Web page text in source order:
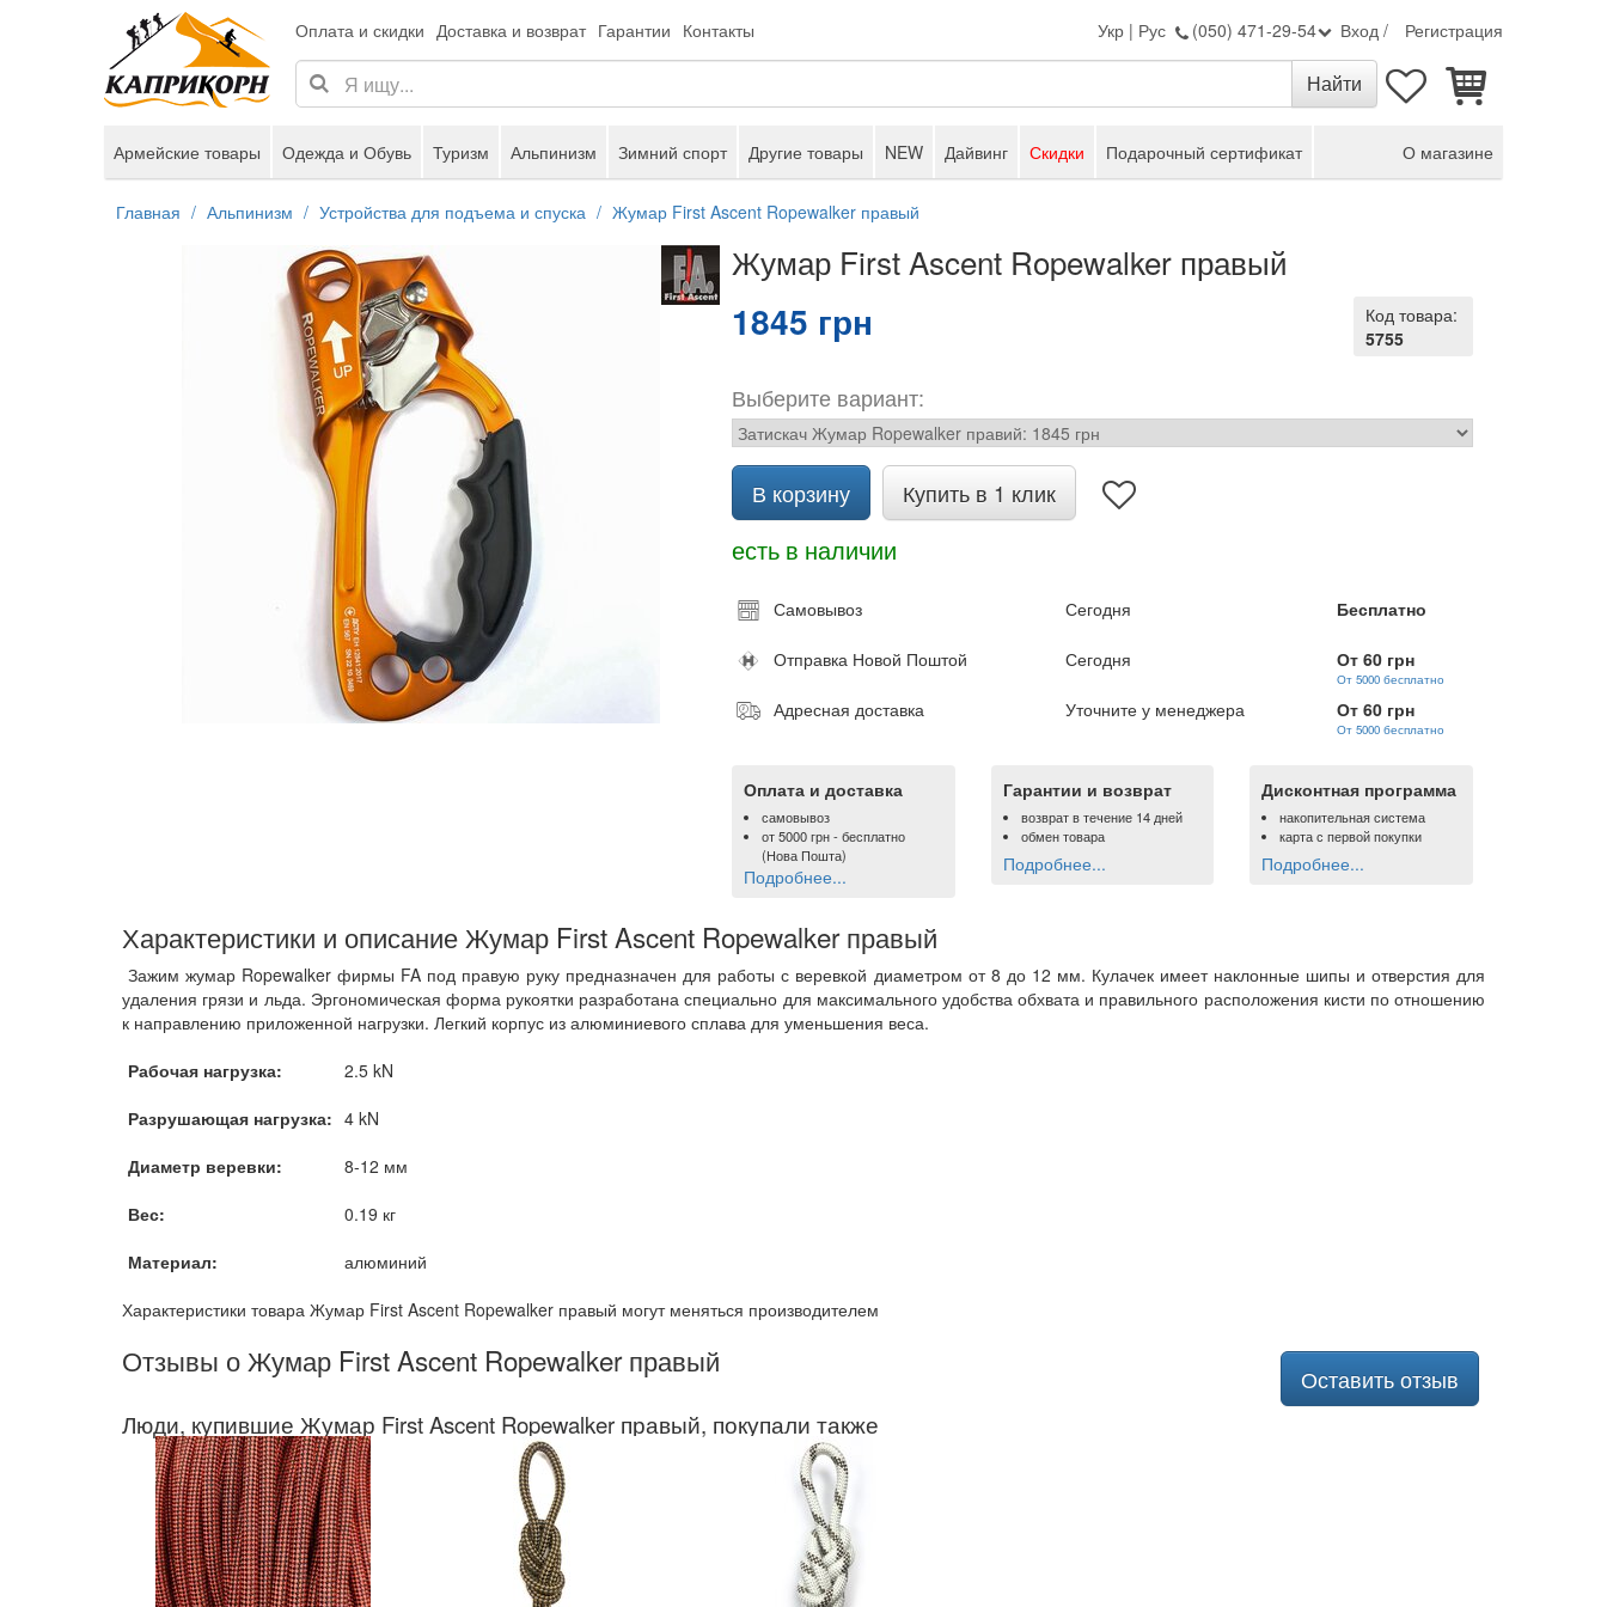
Оплата и скидки Доставка и возврат Гарантии Контакты Укр | Рус (050) 471-29-54 Вход / Регистрация
Армейские товары Одежда и Обувь Туризм Альпинизм Зимний спорт Другие товары NEW Дайвинг Скидки Подарочный сертификат О магазине
Главная Альпинизм Устройства для подъема и спуска Жумар First Ascent Ropewalker правый
Жумар First Ascent Ropewalker правый
Код товара:
5755
1845 грн
Выберите вариант:
В корзину Купить в 1 клик
есть в наличии
Самовывоз Сегодня Бесплатно
Отправка Новой Поштой Сегодня От 60 грн
От 5000 бесплатно
Адресная доставка Уточните у менеджера От 60 грн
От 5000 бесплатно
Оплата и доставка
самовывоз
от5000 грн- бесплатно
(Нова Пошта)
Подробнее...
Гарантии и возврат
возврат в течение 14 дней
обмен товара
Подробнее...
Дисконтная программа
накопительная система
карта с первой покупки
Подробнее...
Характеристики и описание Жумар First Ascent Ropewalker правый
Зажим жумар Ropewalker фирмы FA под правую руку предназначен для работы с веревкой диаметром от 8 до 12 мм. Кулачек имеет наклонные шипы и отверстия для
удаления грязи и льда. Эргономическая форма рукоятки разработана специально для максимального удобства обхвата и правильного расположения кисти по отношению
к направлению приложенной нагрузки. Легкий корпус из алюминиевого сплава для уменьшения веса.
Рабочая нагрузка:
2.5 kN
Разрушающая нагрузка: 4 kN
Диаметр веревки:
8-12 мм
Вес:
0.19 кг
Материал:
алюминий
Характеристики товара Жумар First Ascent Ropewalker правый могут меняться производителем
Оставить отзыв
Отзывы о Жумар First Ascent Ropewalker правый
Люди, купившие Жумар First Ascent Ropewalker правый, покупали также